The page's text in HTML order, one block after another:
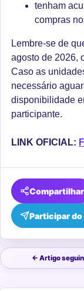
tenham
compras
Lembre-se de
agosto de 2026,
Caso as
necessário
disponibilidade
participante.
LINK OFICIAL:
Compartilhar
Participar do
← Artigo